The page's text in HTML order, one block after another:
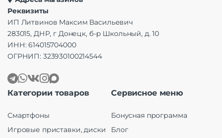
Реквизиты
ИП Литвинов Максим Васильевич
283015, ДНР, г Донецк, б-р Школьный, д. 10
ИНН: 614015704000
ОГРНИП: 323930100214544
Категории товаров
Смартфоны
Игровые приставки, диски
Сервисное меню
Бонусная программа
Блог